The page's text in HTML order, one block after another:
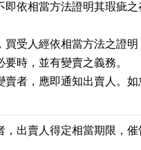
即依相當方法證明其瑕疵
買受人經依相當方法之證
時，並有變賣之義務。
賣者，應即通知出賣人。
，出賣人得定相當期限，